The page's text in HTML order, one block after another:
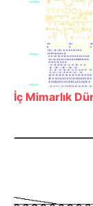
İç Mimarlık